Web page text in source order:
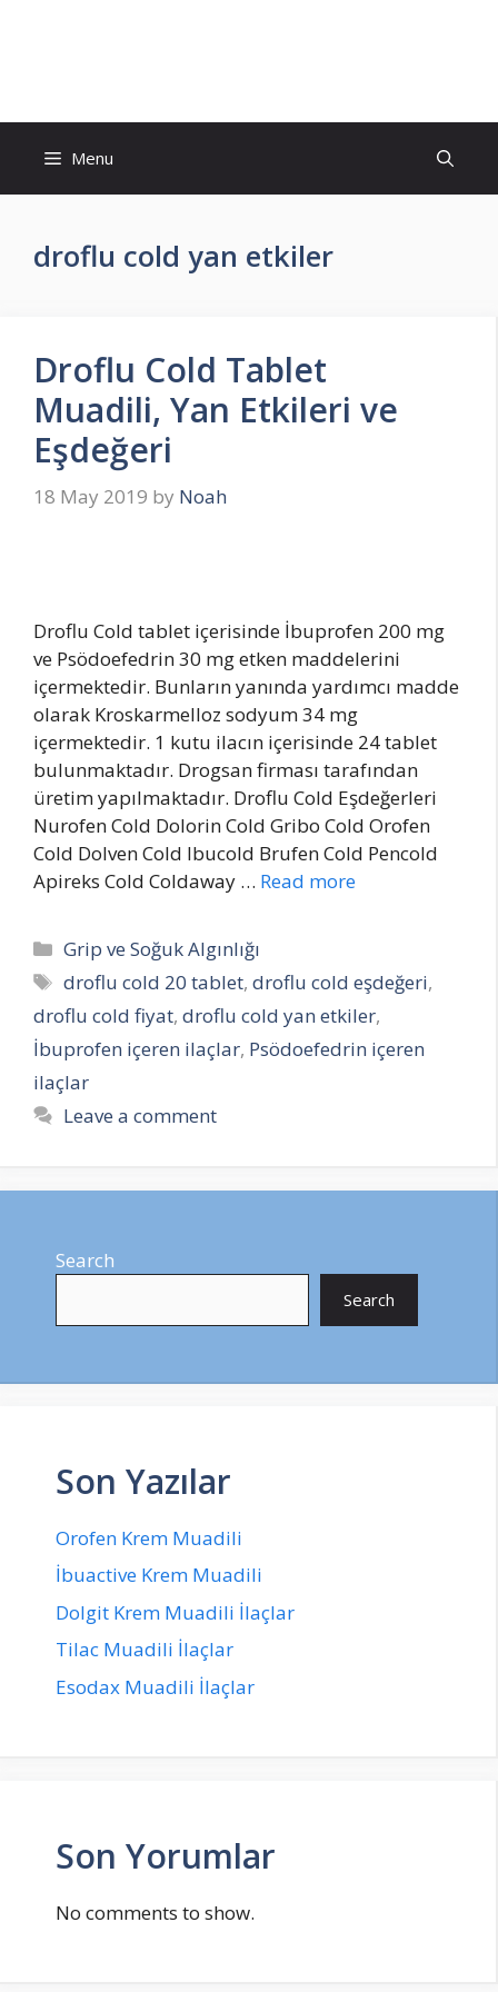
Menu
droflu cold yan etkiler
Droflu Cold Tablet
Muadili, Yan Etkileri ve
Eşdeğeri
18 May 2019 by Noah
Droflu Cold tablet içerisinde İbuprofen 200 mg
ve Psödoefedrin 30 mg etken maddelerini
içermektedir. Bunların yanında yardımcı madde
olarak Kroskarmelloz sodyum 34 mg
içermektedir. 1 kutu ilacın içerisinde 24 tablet
bulunmaktadır. Drogsan firması tarafından
üretim yapılmaktadır. Droflu Cold Eşdeğerleri
Nurofen Cold Dolorin Cold Gribo Cold Orofen
Cold Dolven Cold Ibucold Brufen Cold Pencold
Apireks Cold Coldaway … Read more
Categories
Grip ve Soğuk Algınlığı
Tags
droflu cold 20 tablet,droflu cold eşdeğeri,
droflu cold fiyat, droflu cold yan etkiler,
İbuprofen içeren ilaçlar, Psödoefedrin içeren
ilaçlar
Leave a comment
Search
Search
Son Yazılar
Orofen Krem Muadili
İbuactive Krem Muadili
Dolgit Krem Muadili İlaçlar
Tilac Muadili İlaçlar
Esodax Muadili İlaçlar
Son Yorumlar
No comments to show.